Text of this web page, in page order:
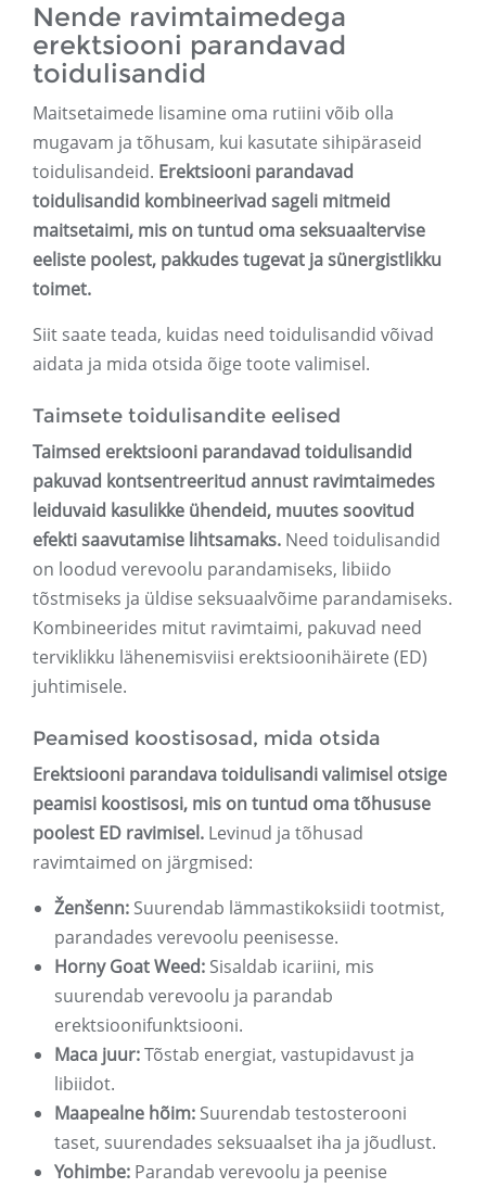
Nende ravimtaimedega
erektsiooni parandavad
toidulisandid
Maitsetaimede lisamine oma rutiini võib olla
mugavam ja tõhusam, kui kasutate sihipäraseid
toidulisandeid. Erektsiooni parandavad
toidulisandid kombineerivad sageli mitmeid
maitsetaimi, mis on tuntud oma seksuaaltervise
eeliste poolest, pakkudes tugevat ja sünergistlikku
toimet.
Siit saate teada, kuidas need toidulisandid võivad
aidata ja mida otsida õige toote valimisel.
Taimsete toidulisandite eelised
Taimsed erektsiooni parandavad toidulisandid
pakuvad kontsentreeritud annust ravimtaimedes
leiduvaid kasulikke ühendeid, muutes soovitud
efekti saavutamise lihtsamaks. Need toidulisandid
on loodud verevoolu parandamiseks, libiido
tõstmiseks ja üldise seksuaalvõime parandamiseks.
Kombineerides mitut ravimtaimi, pakuvad need
terviklikku lähenemisviisi erektsioonihäirete (ED)
juhtimisele.
Peamised koostisosad, mida otsida
Erektsiooni parandava toidulisandi valimisel otsige
peamisi koostisosi, mis on tuntud oma tõhususe
poolest ED ravimisel. Levinud ja tõhusad
ravimtaimed on järgmised:
Ženšenn: Suurendab lämmastikoksiidi tootmist,
parandades verevoolu peenisesse.
Horny Goat Weed: Sisaldab icariini, mis
suurendab verevoolu ja parandab
erektsioonifunktsiooni.
Maca juur:Tõstab energiat, vastupidavust ja
libiidot.
Maapealne hõim: Suurendab testosterooni
taset, suurendades seksuaalset iha ja jõudlust.
Yohimbe: Parandab verevoolu ja peenise